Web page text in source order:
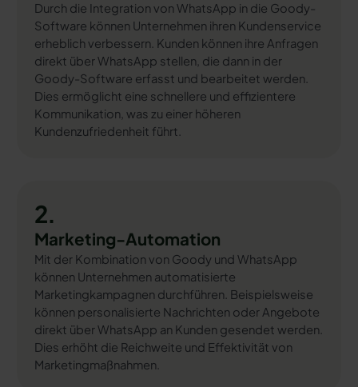
Durch die Integration von WhatsApp in die Goody-
Software können Unternehmen ihren Kundenservice
erheblich verbessern. Kunden können ihre Anfragen
direkt über WhatsApp stellen, die dann in der
Goody-Software erfasst und bearbeitet werden.
Dies ermöglicht eine schnellere und effizientere
Kommunikation, was zu einer höheren
Kundenzufriedenheit führt.
2.
Marketing-Automation
Mit der Kombination von Goody und WhatsApp
können Unternehmen automatisierte
Marketingkampagnen durchführen. Beispielsweise
können personalisierte Nachrichten oder Angebote
direkt über WhatsApp an Kunden gesendet werden.
Dies erhöht die Reichweite und Effektivität von
Marketingmaßnahmen.